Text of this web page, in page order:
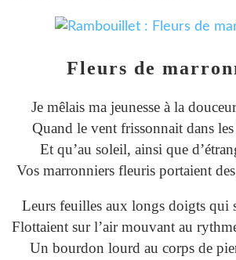
Fleurs de
Je mêlais ma jeunesse à la
Quand le vent frissonnait dans
Et qu’au soleil, ainsi que
Vos marronniers fleuris portaient
Leurs feuilles aux longs doigts qui
Flottaient sur l’air mouvant au
Un bourdon lourd au corps de